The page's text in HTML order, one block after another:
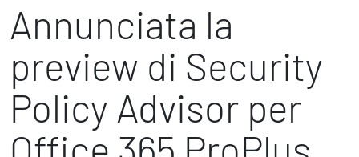
People
Strategy
Future
Digital
Operation
Safety
Tecnologie
Eventi
Ispirazioni
Formazione
Leadership
Benessere Organizzativo & Sostenibile
Performance Management
Strategy
Change Management
Annunciata la
preview di Security
Policy Advisor per